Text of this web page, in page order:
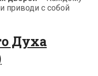
приводи с собой
Духа